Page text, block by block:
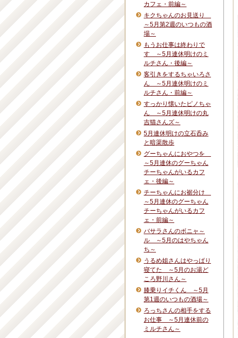
カフェ・前編～
キクちゃんのお見送り
～5月第2週のいつもの酒
場～
もうお仕事は終わりで
す ～5月連休明けのミ
ルチさん・後編～
客引きをするちゃいろさ
ん ～5月連休明けのミ
ルチさん・前編～
すっかり懐いたピノちゃ
ん ～5月連休明けの丸
吉猫さんズ～
5月連休明けの立石呑み
と暗渠散歩
グーちゃんにおやつを
～5月連休のグーちゃん
チーちゃんがいるカフ
ェ・後編～
チーちゃんにお裾分け
～5月連休のグーちゃん
チーちゃんがいるカフ
ェ・前編～
バサラさんのボニャ～
ル ～5月のはやちゃん
ち～
うるめ姐さんはやっぱり
寝てた ～5月のお湯ど
ころ野川さん～
膝乗りイチくん ～5月
第1週のいつもの酒場～
ろっちさんの相手をする
お仕事 ～5月連休前の
ミルチさん～